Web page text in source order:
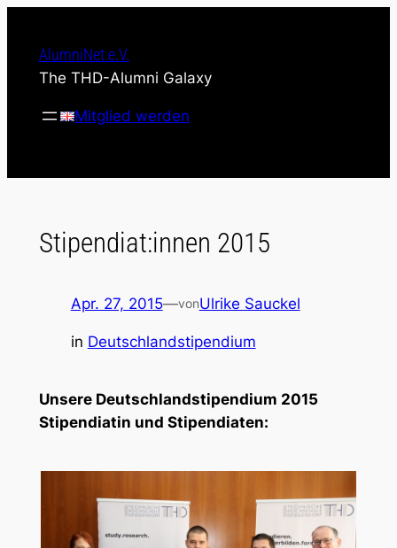
springen
AlumniNet e.V.
The THD-Alumni Galaxy
Mitglied werden
Stipendiat:innen 2015
Apr. 27, 2015—vonUlrike Sauckel
in Deutschlandstipendium
Unsere Deutschlandstipendium 2015
Stipendiatin und Stipendiaten: